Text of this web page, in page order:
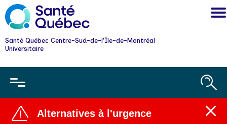
Santé Québec Centre-Sud-de-l'Île-de-Montréal
Universitaire
Alternatives à l'urgence